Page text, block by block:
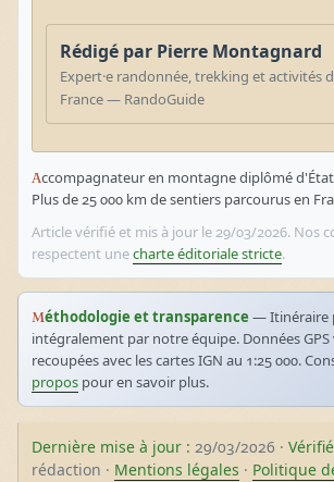
Rédigé par Pierre Montagnard
Expert·e randonnée, trekking et activités
France — RandoGuide
Accompagnateur en montagne diplômé d'État depuis 14 ans.
Plus de 25 000 km de sentiers parcourus en
Article vérifié et mis à jour le 29/03/2026. Nos contenus
respectent unecharte éditoriale stricte.
Méthodologie et transparence — Itinéraire
intégralement par notre équipe. Données
recoupées avec les cartes IGN au 1:25 000.
propos pour en savoir plus.
Dernière mise à jour : 29/03/2026 ·
rédaction · Mentions légales · Politique